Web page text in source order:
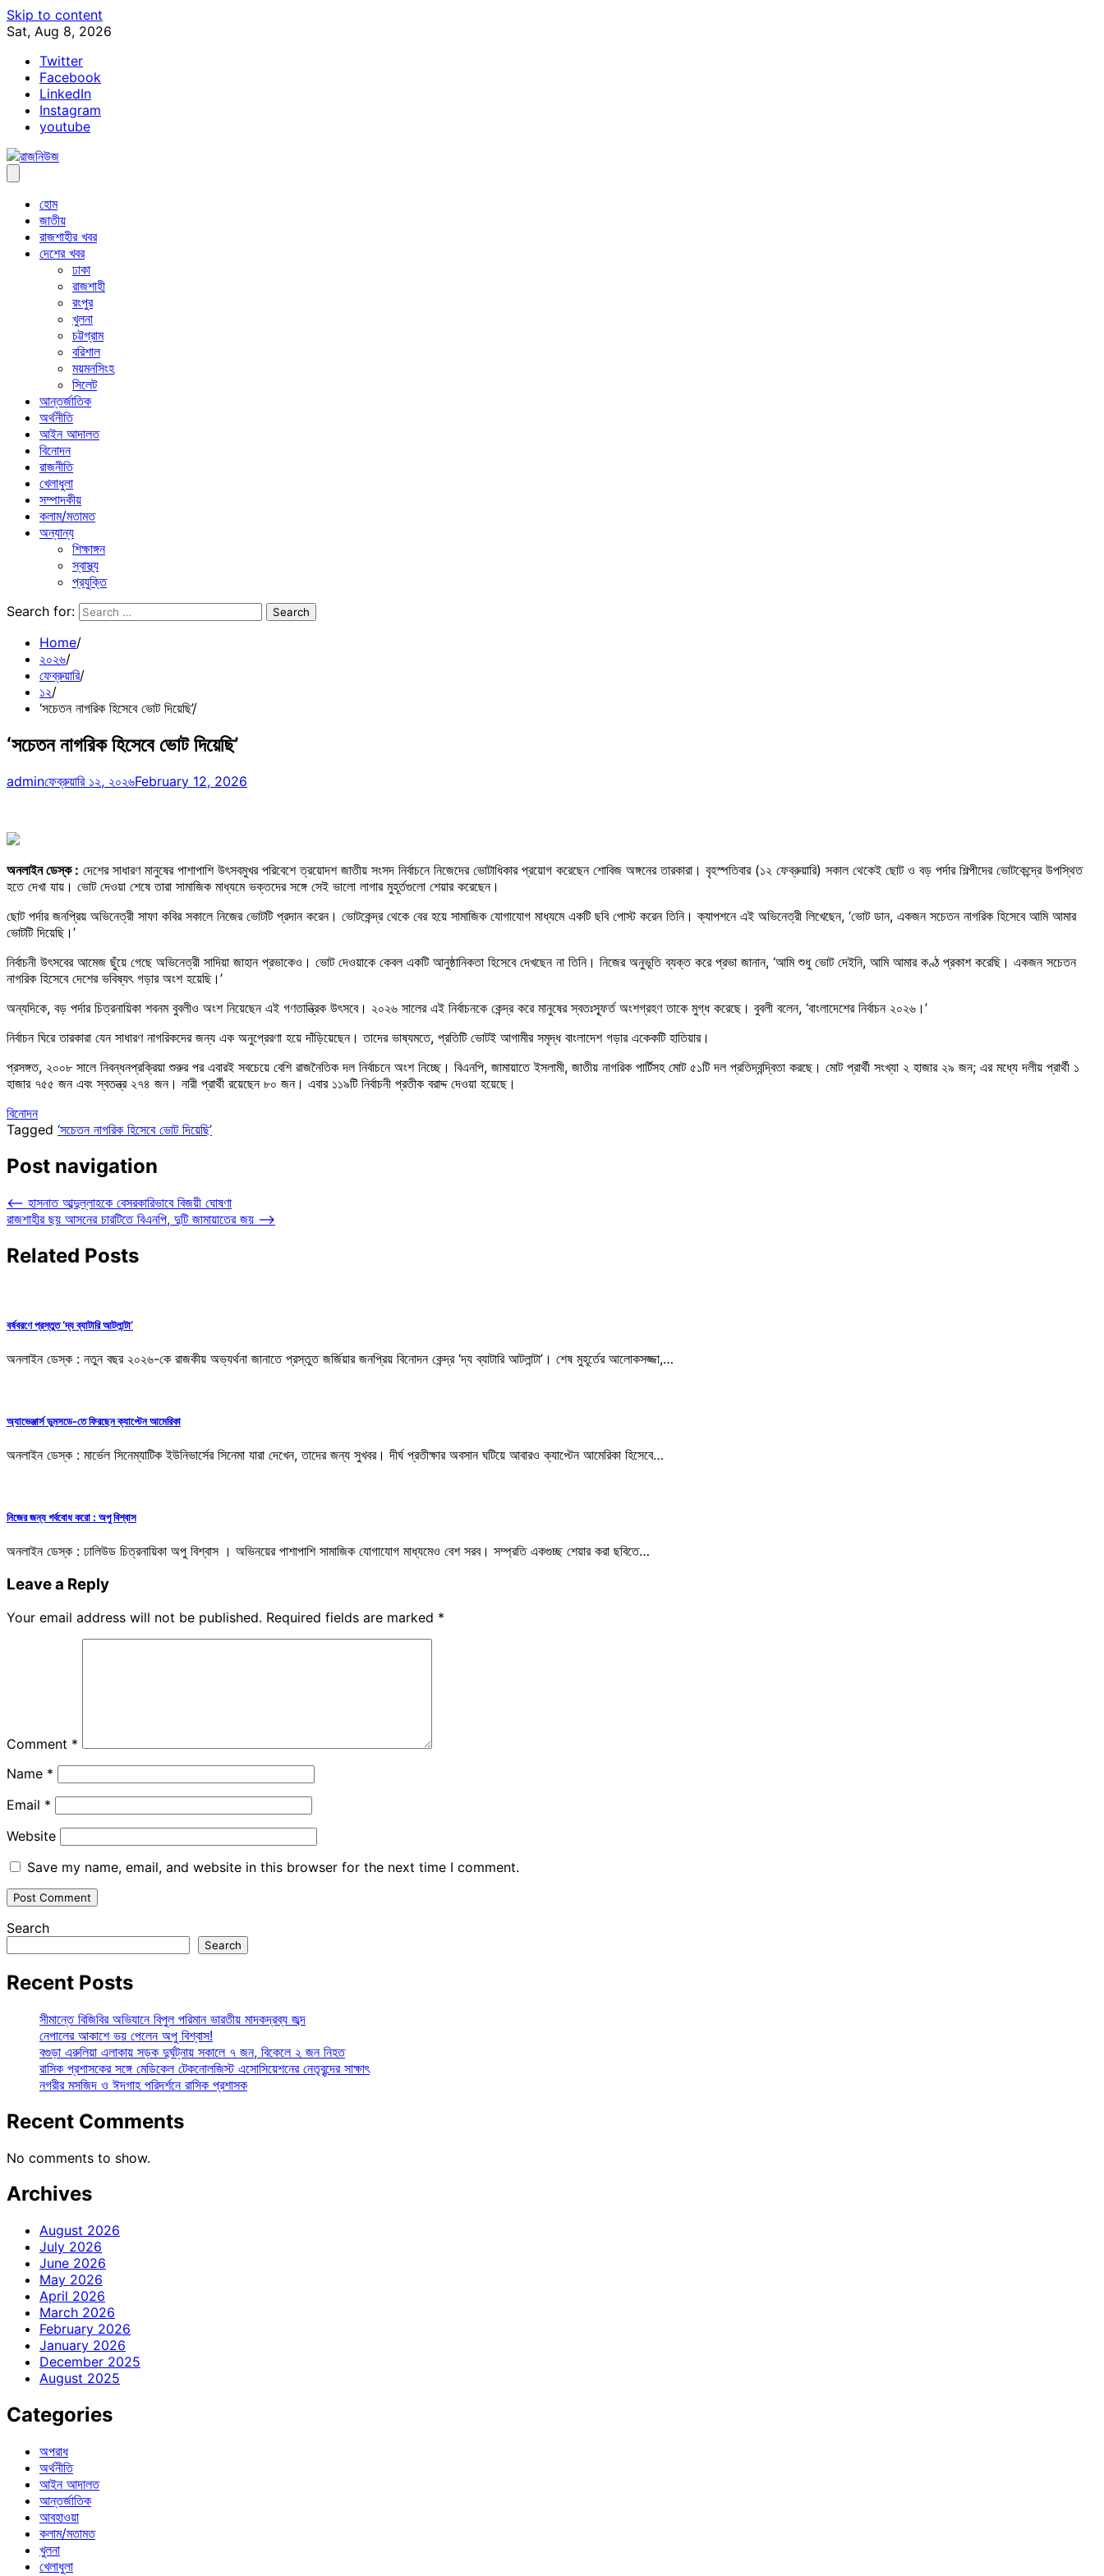
Skip to content
Sat, Aug 8, 2026
Twitter
Facebook
LinkedIn
Instagram
youtube
হোম
জাতীয়
রাজশাহীর খবর
দেশের খবর
ঢাকা
রাজশাহী
রংপুর
খুলনা
চট্টগ্রাম
বরিশাল
ময়মনসিংহ
সিলেট
আন্তর্জাতিক
অর্থনীতি
আইন আদালত
বিনোদন
রাজনীতি
খেলাধুলা
সম্পাদকীয়
কলাম/মতামত
অন্যান্য
শিক্ষাঙ্গন
স্বাস্থ্য
প্রযুক্তি
Search for:
Home
২০২৬
ফেব্রুয়ারি
১২
‘সচেতন নাগরিক হিসেবে ভোট দিয়েছি’
‘সচেতন নাগরিক হিসেবে ভোট দিয়েছি’
adminফেব্রুয়ারি ১২, ২০২৬February 12, 2026
অনলাইন ডেস্ক : দেশের সাধারণ মানুষের পাশাপাশি উৎসবমুখর পরিবেশে ত্রয়োদশ জাতীয় সংসদ নির্বাচনে নিজেদের ভোটাধিকার প্রয়োগ করেছেন শোবিজ অঙ্গনের তারকারা। বৃহস্পতিবার (১২ ফেব্রুয়ারি) সকাল থেকেই ছোট ও বড় পর্দার শিল্পীদের ভোটকেন্দ্রে উপস্থিত
হতে দেখা যায়। ভোট দেওয়া শেষে তারা সামাজিক মাধ্যমে ভক্তদের সঙ্গে সেই ভালো লাগার মুহূর্তগুলো শেয়ার করেছেন।
ছোট পর্দার জনপ্রিয় অভিনেত্রী সাফা কবির সকালে নিজের ভোটটি প্রদান করেন। ভোটকেন্দ্র থেকে বের হয়ে সামাজিক যোগাযোগ মাধ্যমে একটি ছবি পোস্ট করেন তিনি। ক্যাপশনে এই অভিনেত্রী লিখেছেন, ‘ভোট ডান, একজন সচেতন নাগরিক হিসেবে আমি আমার
ভোটটি দিয়েছি।’
নির্বাচনী উৎসবের আমেজ ছুঁয়ে গেছে অভিনেত্রী সাদিয়া জাহান প্রভাকেও। ভোট দেওয়াকে কেবল একটি আনুষ্ঠানিকতা হিসেবে দেখছেন না তিনি। নিজের অনুভূতি ব্যক্ত করে প্রভা জানান, ‘আমি শুধু ভোট দেইনি, আমি আমার কণ্ঠ প্রকাশ করেছি। একজন সচেতন
নাগরিক হিসেবে দেশের ভবিষ্যৎ গড়ার অংশ হয়েছি।’
অন্যদিকে, বড় পর্দার চিত্রনায়িকা শবনম বুবলীও অংশ নিয়েছেন এই গণতান্ত্রিক উৎসবে। ২০২৬ সালের এই নির্বাচনকে কেন্দ্র করে মানুষের স্বতঃস্ফূর্ত অংশগ্রহণ তাকে মুগ্ধ করেছে। বুবলী বলেন, ‘বাংলাদেশের নির্বাচন ২০২৬।’
নির্বাচন ঘিরে তারকারা যেন সাধারণ নাগরিকদের জন্য এক অনুপ্রেরণা হয়ে দাঁড়িয়েছেন। তাদের ভাষ্যমতে, প্রতিটি ভোটই আগামীর সমৃদ্ধ বাংলাদেশ গড়ার একেকটি হাতিয়ার।
প্রসঙ্গত, ২০০৮ সালে নিবন্ধনপ্রক্রিয়া শুরুর পর এবারই সবচেয়ে বেশি রাজনৈতিক দল নির্বাচনে অংশ নিচ্ছে। বিএনপি, জামায়াতে ইসলামী, জাতীয় নাগরিক পার্টিসহ মোট ৫১টি দল প্রতিদ্বন্দ্বিতা করছে। মোট প্রার্থী সংখ্যা ২ হাজার ২৯ জন; এর মধ্যে দলীয় প্রার্থী ১
হাজার ৭৫৫ জন এবং স্বতন্ত্র ২৭৪ জন। নারী প্রার্থী রয়েছেন ৮০ জন। এবার ১১৯টি নির্বাচনী প্রতীক বরাদ্দ দেওয়া হয়েছে।
বিনোদন
Tagged ‘সচেতন নাগরিক হিসেবে ভোট দিয়েছি’
Post navigation
⟵ হাসনাত আব্দুল্লাহকে বেসরকারিভাবে বিজয়ী ঘোষণা
রাজশাহীর ছয় আসনের চারটিতে বিএনপি, দুটি জামায়াতের জয় ⟶
Related Posts
বর্ষবরণে প্রস্তুত ‘দ্য ব্যাটারি আটলান্টা’
অনলাইন ডেস্ক : নতুন বছর ২০২৬-কে রাজকীয় অভ্যর্থনা জানাতে প্রস্তুত জর্জিয়ার জনপ্রিয় বিনোদন কেন্দ্র ‘দ্য ব্যাটারি আটলান্টা’। শেষ মুহূর্তের আলোকসজ্জা,…
অ্যাভেঞ্জার্স ডুমসডে-তে ফিরছেন ক্যাপ্টেন আমেরিকা
অনলাইন ডেস্ক : মার্ভেল সিনেম্যাটিক ইউনিভার্সের সিনেমা যারা দেখেন, তাদের জন্য সুখবর। দীর্ঘ প্রতীক্ষার অবসান ঘটিয়ে আবারও ক্যাপ্টেন আমেরিকা হিসেবে…
নিজের জন্য গর্ববোধ করো : অপু বিশ্বাস
অনলাইন ডেস্ক : ঢালিউড চিত্রনায়িকা অপু বিশ্বাস । অভিনয়ের পাশাপাশি সামাজিক যোগাযোগ মাধ্যমেও বেশ সরব। সম্প্রতি একগুচ্ছ শেয়ার করা ছবিতে…
Leave a Reply
Your email address will not be published. Required fields are marked *
Comment *
Name *
Email *
Website
Save my name, email, and website in this browser for the next time I comment.
Search
Search
Recent Posts
সীমান্তে বিজিবির অভিযানে বিপুল পরিমান ভারতীয় মাদকদ্রব্য জব্দ
নেপালের আকাশে ভয় পেলেন অপু বিশ্বাস!
বগুড়া এরুলিয়া এলাকায় সড়ক দুর্ঘট্নায় সকালে ৭ জন, বিকেলে ২ জন নিহত
রাসিক প্রশাসকের সঙ্গে মেডিকেল টেকনোলজিস্ট এসোসিয়েশনের নেতৃবৃন্দের সাক্ষাৎ
নগরীর মসজিদ ও ঈদগাহ পরিদর্শনে রাসিক প্রশাসক
Recent Comments
No comments to show.
Archives
August 2026
July 2026
June 2026
May 2026
April 2026
March 2026
February 2026
January 2026
December 2025
August 2025
Categories
অপরাধ
অর্থনীতি
আইন আদালত
আন্তর্জাতিক
আবহাওয়া
কলাম/মতামত
খুলনা
খেলাধুলা